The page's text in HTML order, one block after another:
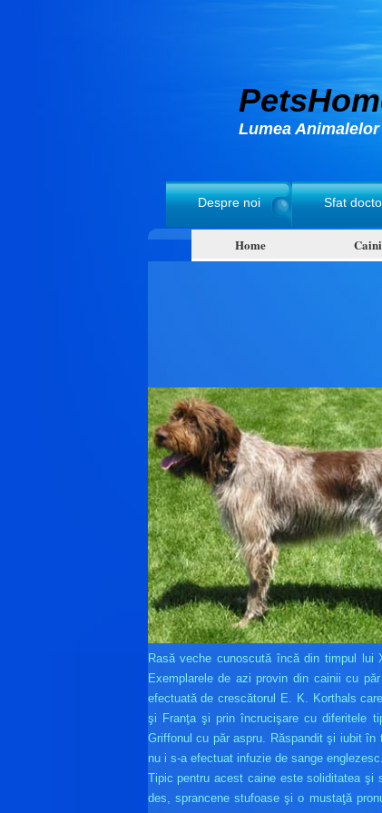
Lumea Animalelor
Despre noi Sfat
Home Caini
Rasă veche cunoscută încă din timpul
Exemplarele de azi provin din cainii cu
efectuată de crescătorul E. K. Korthals
şi Franţa şi prin încrucişare cu diferitele
Griffonul cu păr aspru. Răspandit şi iubit în
nu i s-a efectuat infuzie de sange englezesc.
Tipic pentru acest caine este soliditatea şi
des, sprancene stufoase şi o mustaţă